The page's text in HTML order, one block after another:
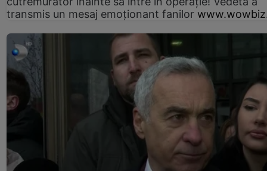
transmis un mesaj emoționant fanilor